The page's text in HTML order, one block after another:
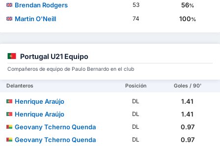
Brendan Rodgers 53 56%
Martin O'Neill 74 100%
Portugal U21 Equipo
Compañeros de equipo de Paulo Bernardo en el club
Delanteros Posición Goles / 90'
Henrique Araújo DL
1.41
Henrique Araújo
DL
1.41
Geovany Tcherno Quenda
DL
0.97
Geovany Tcherno Quenda
DL
0.97